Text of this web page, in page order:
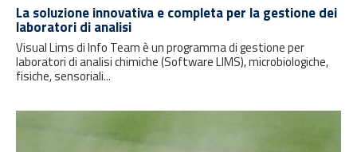
La soluzione innovativa e completa per la gestione dei
laboratori di analisi
Visual Lims di Info Team è un programma di gestione per
laboratori di analisi chimiche (Software LIMS), microbiologiche,
fisiche, sensoriali...